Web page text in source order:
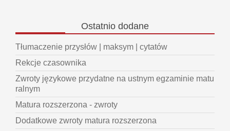
Ostatnio dodane
Tłumaczenie przysłów | maksym | cytatów
Rekcje czasownika
Zwroty językowe przydatne na ustnym egzaminie matu
ralnym
Matura rozszerzona - zwroty
Dodatkowe zwroty matura rozszerzona